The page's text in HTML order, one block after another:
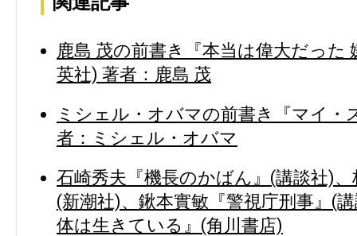
鹿島 茂の前書き『本当は偉大だった
英社) 著者：鹿島 茂
ミシェル・オバマの前書き『マイ・
者：ミシェル・オバマ
石崎秀夫『機長のかばん』(講談社)
(新潮社)、鍬本實敏『警視庁刑事』(
体は生きている』(角川書店)